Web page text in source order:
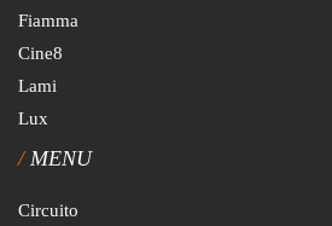
Fiamma
Cine8
Lami
Lux
MENU
Circuito